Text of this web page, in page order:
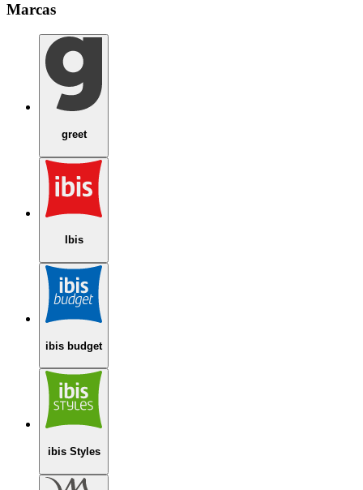
Marcas
greet
Ibis
ibis budget
ibis Styles